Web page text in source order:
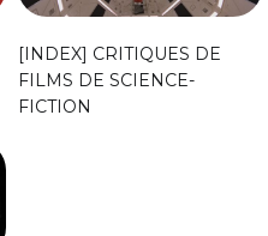
[INDEX] CRITIQUES DE
FILMS DE SCIENCE-
FICTION